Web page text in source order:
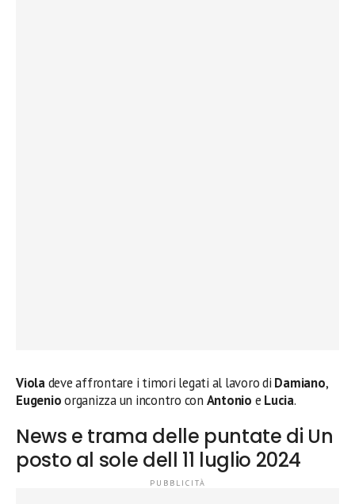
Violadeve affrontare i timori legati al lavoro di Damiano,
Eugenioorganizza un incontro con Antonio e Lucia.
News e trama delle puntate di Un
posto al sole dell 11 luglio 2024